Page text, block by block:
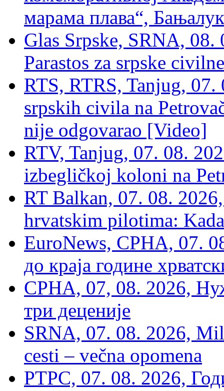
марама плава“,
Glas Srpske, SRNA,
Parastos za srpske
RTS, RTRS, Tanjug,
srpskih civila na
nije odgovarao [Video]
RTV, Tanjug, 07. 08.
izbegličkoj koloni na
RT Balkan, 07. 08.
hrvatskim pilotima:
EuroNews, СРНА, 07.
до краја године
СРНА, 07, 08. 2026,
три деценије
SRNA, 07. 08. 2026,
cesti – večna opomena
РТРС, 07. 08. 2026,